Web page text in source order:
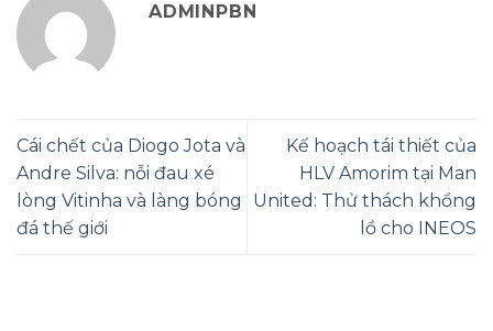
ADMINPBN
Cái chết của Diogo Jota và
Andre Silva: nỗi đau xé
lòng Vitinha và làng bóng
đá thế giới
Kế hoạch tái thiết của
HLV Amorim tại Man
United: Thử thách khổng
lồ cho INEOS